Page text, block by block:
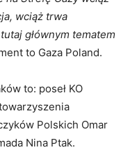
wciąż trwa
głównym tematem
to Gaza Poland.
to: poseł KO
Polskich Omar
Nina Ptak.